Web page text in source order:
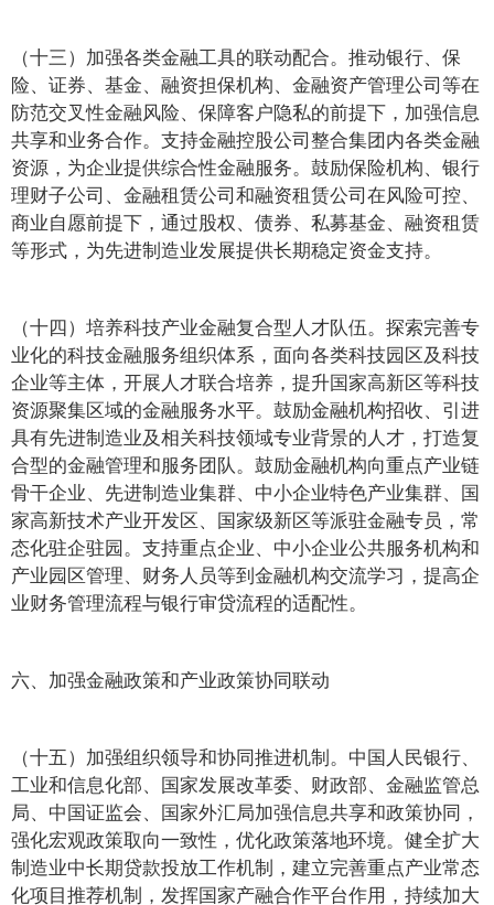
（十三）加强各类金融工具的联动配合。推动银行、保
险、证券、基金、融资担保机构、金融资产管理公司等在
防范交叉性金融风险、保障客户隐私的前提下，加强信息
共享和业务合作。支持金融控股公司整合集团内各类金融
资源，为企业提供综合性金融服务。鼓励保险机构、银行
理财子公司、金融租赁公司和融资租赁公司在风险可控、
商业自愿前提下，通过股权、债券、私募基金、融资租赁
等形式，为先进制造业发展提供长期稳定资金支持。
（十四）培养科技产业金融复合型人才队伍。探索完善专
业化的科技金融服务组织体系，面向各类科技园区及科技
企业等主体，开展人才联合培养，提升国家高新区等科技
资源聚集区域的金融服务水平。鼓励金融机构招收、引进
具有先进制造业及相关科技领域专业背景的人才，打造复
合型的金融管理和服务团队。鼓励金融机构向重点产业链
骨干企业、先进制造业集群、中小企业特色产业集群、国
家高新技术产业开发区、国家级新区等派驻金融专员，常
态化驻企驻园。支持重点企业、中小企业公共服务机构和
产业园区管理、财务人员等到金融机构交流学习，提高企
业财务管理流程与银行审贷流程的适配性。
六、加强金融政策和产业政策协同联动
（十五）加强组织领导和协同推进机制。中国人民银行、
工业和信息化部、国家发展改革委、财政部、金融监管总
局、中国证监会、国家外汇局加强信息共享和政策协同，
强化宏观政策取向一致性，优化政策落地环境。健全扩大
制造业中长期贷款投放工作机制，建立完善重点产业常态
化项目推荐机制，发挥国家产融合作平台作用，持续加大